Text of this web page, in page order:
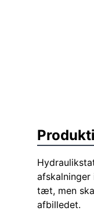
afskalninger
tæt, men
afbilledet.